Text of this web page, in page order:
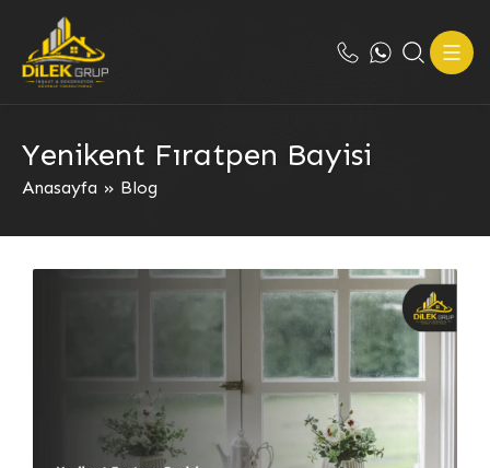
Yenikent Fıratpen Bayisi
Anasayfa » Blog